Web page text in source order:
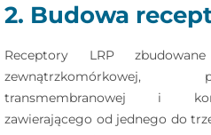
2. Budowa
Receptory LRP
zewnątrzkomórkowej,
transmembranowej i
zawierającego od jednego do